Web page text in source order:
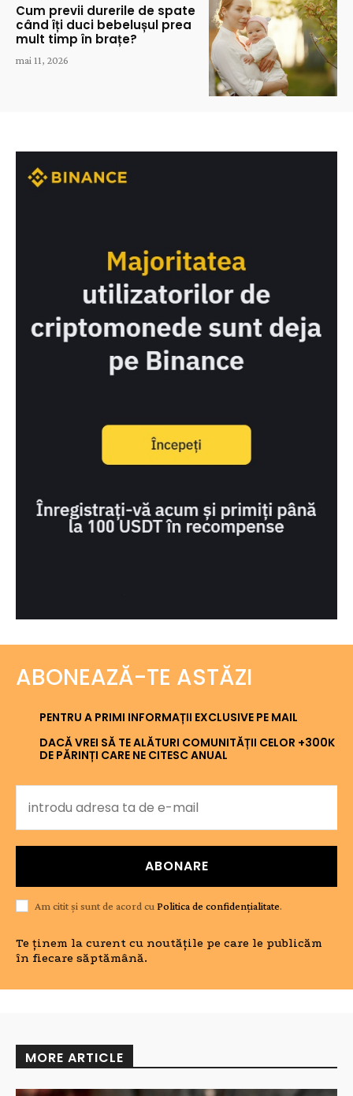
Cum previi durerile de spate
când îți duci bebelușul prea
mult timp în brațe?
mai 11, 2026
ABONEAZĂ-TE ASTĂZI
PENTRU A PRIMI INFORMAȚII EXCLUSIVE PE MAIL
DACĂ VREI SĂ TE ALĂTURI COMUNITĂȚII CELOR +300K
DE PĂRINȚI CARE NE CITESC ANUAL
ABONARE
Am citit și sunt de acord cu Politica de confidențialitate.
Te ținem la curent cu noutățile pe care le publicăm
în fiecare săptămână.
MORE ARTICLE